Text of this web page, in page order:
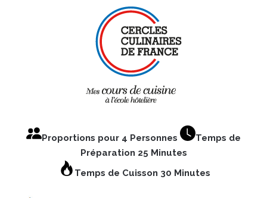
Proportions pour 4 Personnes
Temps de
Préparation 25 Minutes
Temps de Cuisson 30 Minutes